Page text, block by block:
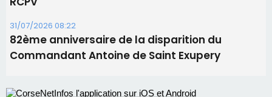
31/07/2026 08:22
82ème anniversaire de la disparition du
Commandant Antoine de Saint Exupery